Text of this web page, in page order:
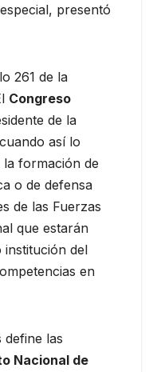
presentó
261 de la
Congreso
de la
así lo
formación de
o de defensa
de las Fuerzas
que estarán
institución del
en
las
Nacional de